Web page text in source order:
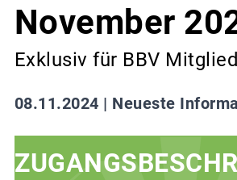
November
Exklusiv für BBV
08.11.2024 | Neueste